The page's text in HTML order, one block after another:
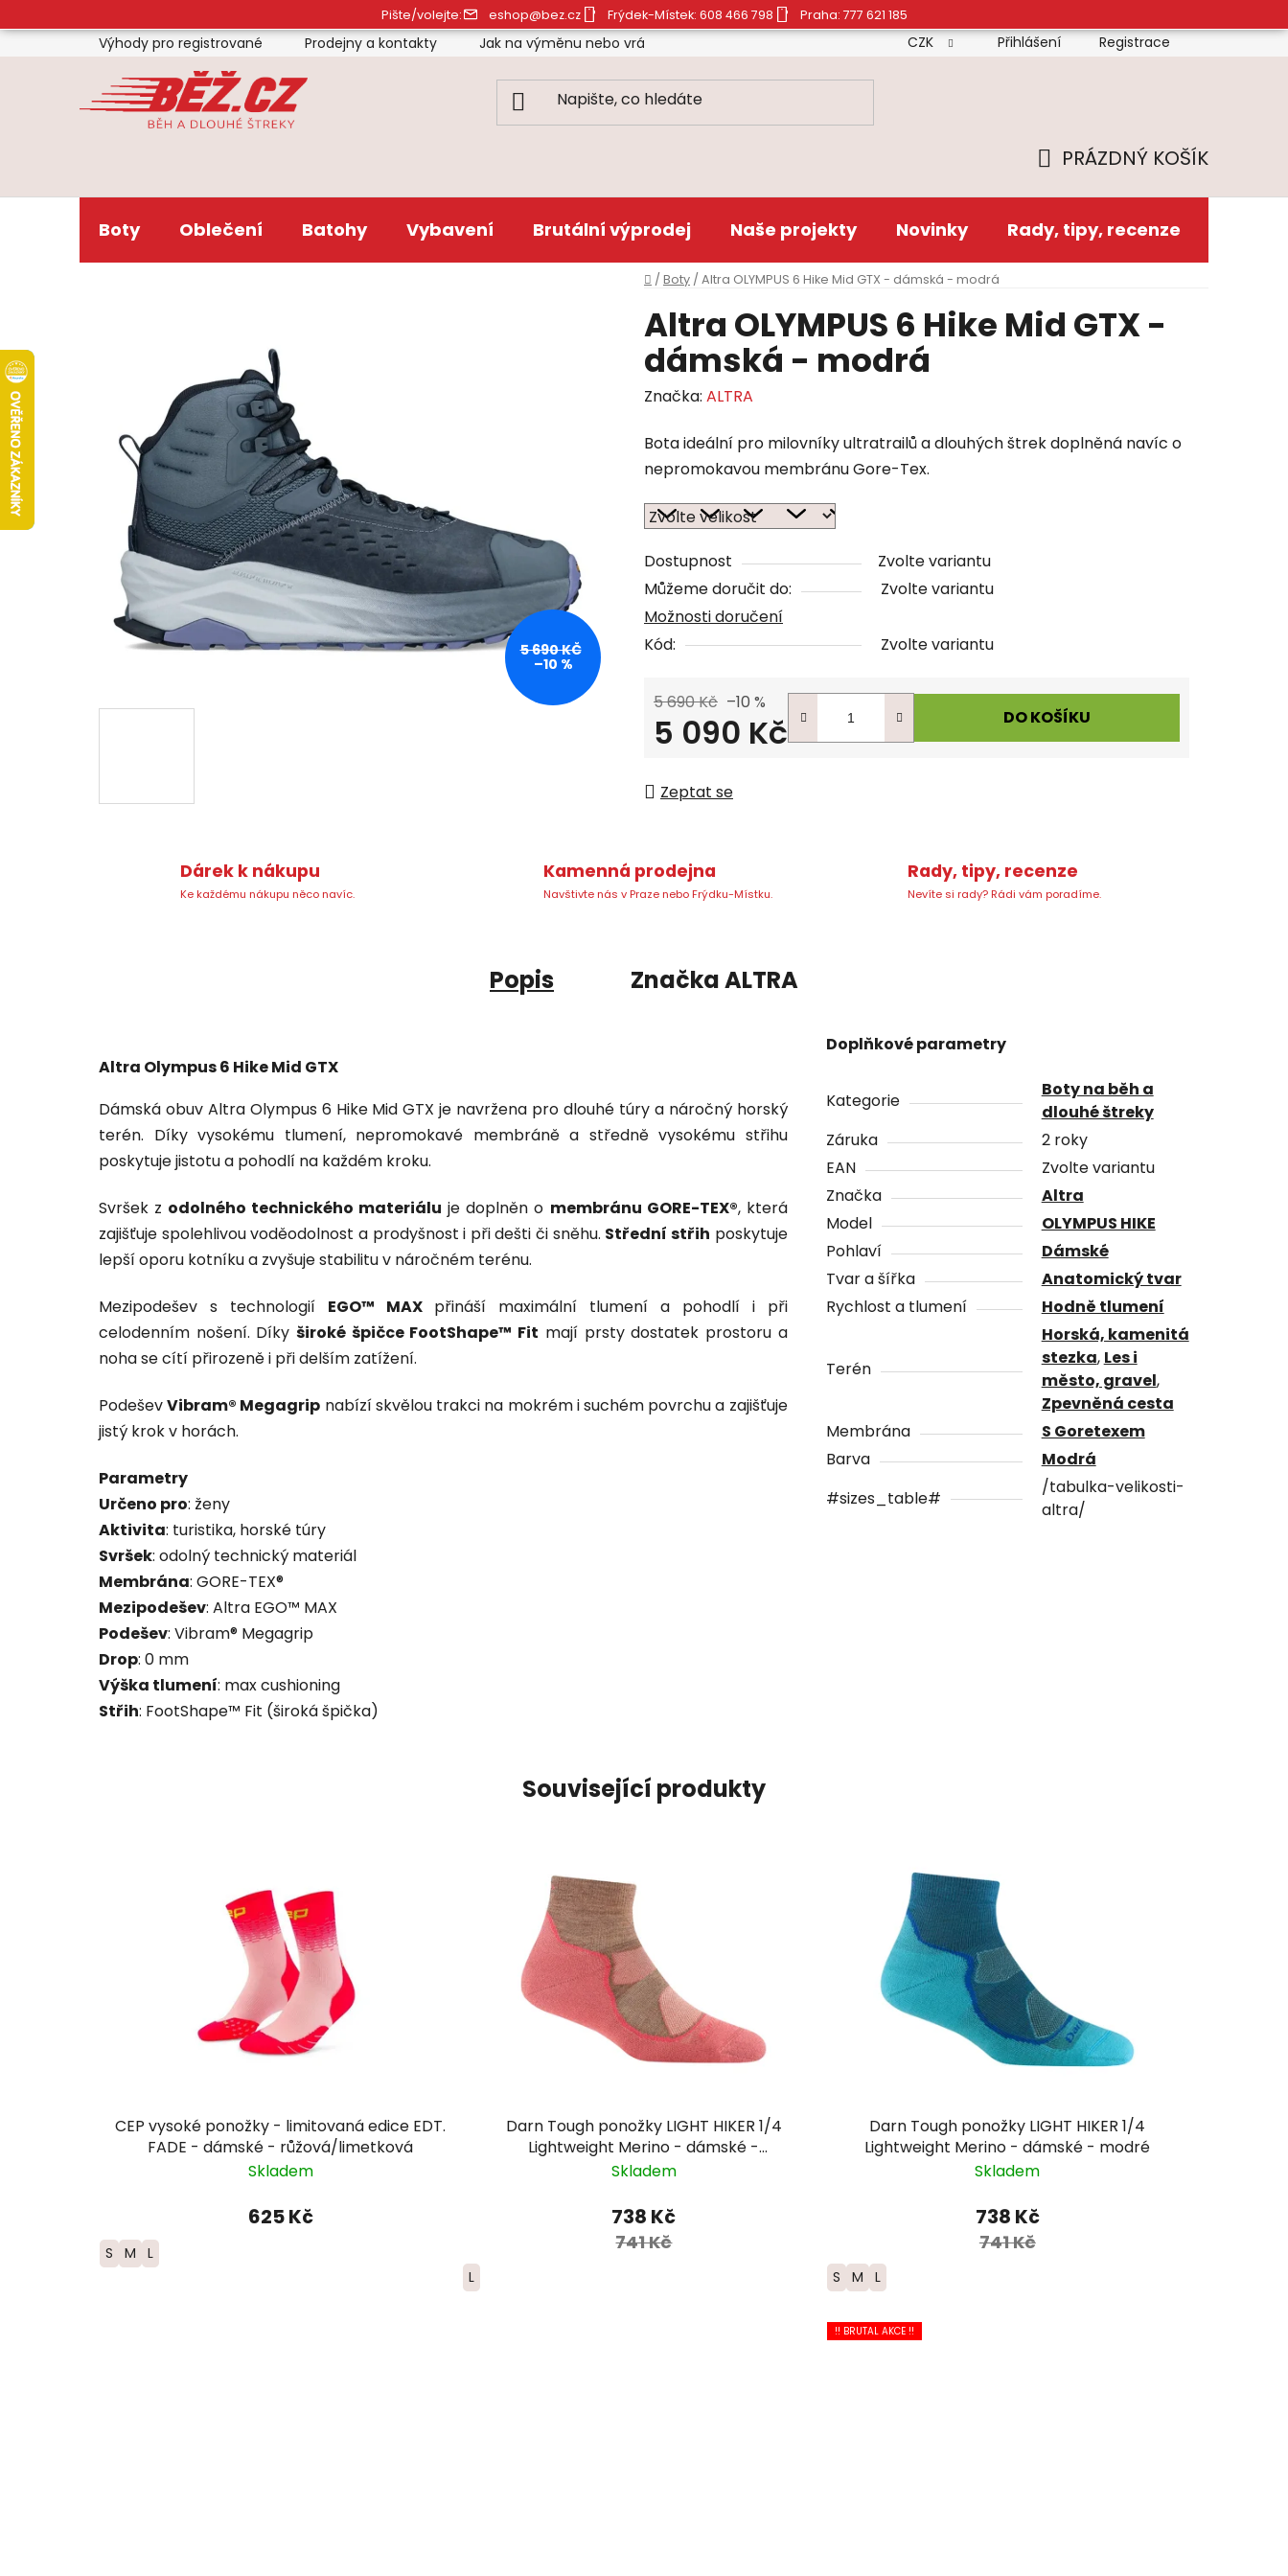
na
obsah
Pište/volejte: eshop@bez.cz Frýdek-Místek: 608 466 798 Praha: 777 621 185
Výhody pro registrované Prodejny a kontakty Jak na výměnu nebo vrácení zboží Doprava Platba Reklamační řád
CZK Přihlášení Registrace
KOŠÍK
PRÁZDNÝ KOŠÍK
Boty Oblečení Batohy Vybavení Brutální výprodej Naše projekty Novinky Rady, tipy, recenze
Domů
/ Boty / Altra OLYMPUS 6 Hike Mid GTX - dámská - modrá
Altra OLYMPUS 6 Hike Mid GTX -
dámská - modrá
Značka: ALTRA
Bota ideální pro milovníky ultratrailů a dlouhých štrek doplněná navíc o
nepromokavou membránu Gore-Tex.
Dostupnost
Zvolte variantu
Můžeme doručit do:
Zvolte variantu
Možnosti doručení
Kód:
Zvolte variantu
5 690 Kč –10 %
5 090 Kč DO KOŠÍKU
Zeptat se
5 690 KČ
–10 %
Dárek k nákupu
Ke každému nákupu něco navíc.
Kamenná prodejna
Navštivte nás v Praze nebo Frýdku-Místku.
Rady, tipy, recenze
Nevíte si rady? Rádi vám poradíme.
Popis ZnačkaALTRA
Altra Olympus 6 Hike Mid GTX
Dámská obuv Altra Olympus 6 Hike Mid GTX je navržena pro dlouhé túry a náročný horský
terén. Díky vysokému tlumení, nepromokavé membráně a středně vysokému střihu
poskytuje jistotu a pohodlí na každém kroku.
Svršek z odolného technického materiálu je doplněn o membránu GORE-TEX®, která
zajišťuje spolehlivou voděodolnost a prodyšnost i při dešti či sněhu. Střední střih poskytuje
lepší oporu kotníku a zvyšuje stabilitu v náročném terénu.
Mezipodešev s technologií EGO™ MAXpřináší maximální tlumení a pohodlí i při
celodenním nošení. Díkyširoké špičce FootShape™ Fit mají prsty dostatek prostoru a
noha se cítí přirozeně i při delším zatížení.
PodeševVibram® Megagrip nabízí skvělou trakci na mokrém i suchém povrchu a zajišťuje
jistý krok v horách.
Parametry
Určeno pro: ženy
Aktivita: turistika, horské túry
Svršek: odolný technický materiál
Membrána: GORE-TEX®
Mezipodešev: Altra EGO™ MAX
Podešev: Vibram® Megagrip
Drop: 0 mm
Výška tlumení: max cushioning
Střih: FootShape™ Fit (široká špička)
Doplňkové parametry
Kategorie
Boty na běh a
dlouhé štreky
Záruka
2 roky
EAN
Zvolte variantu
Značka
Altra
Model
OLYMPUS HIKE
Pohlaví
Dámské
Tvar a šířka
Anatomický tvar
Rychlost a tlumení
Hodně tlumení
Terén
Horská, kamenitá
stezka, Les i
město, gravel,
Zpevněná cesta
Membrána
S Goretexem
Barva
Modrá
#sizes_table#
/tabulka-velikosti-
altra/
Související produkty
CEP vysoké ponožky - limitovaná edice EDT.
FADE - dámské - růžová/limetková
Skladem
625 Kč
S M L
Darn Tough ponožky LIGHT HIKER 1/4
Lightweight Merino - dámské -
růžová/hnědá
Skladem
738 Kč
741 Kč
L
Darn Tough ponožky LIGHT HIKER 1/4
Lightweight Merino - dámské - modré
Skladem
738 Kč
741 Kč
S M L
!! BRUTAL AKCE !!